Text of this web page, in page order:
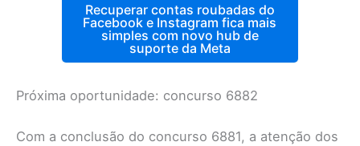
Recuperar contas roubadas do
Facebook e Instagram fica mais
simples com novo hub de
suporte da Meta
Próxima oportunidade: concurso 6882
Com a conclusão do concurso 6881, a atenção dos